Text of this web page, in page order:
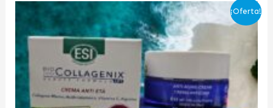
¡Oferta!
El
precio
original
era:
28,96 €.
precio
actual
es:
22,00 €.